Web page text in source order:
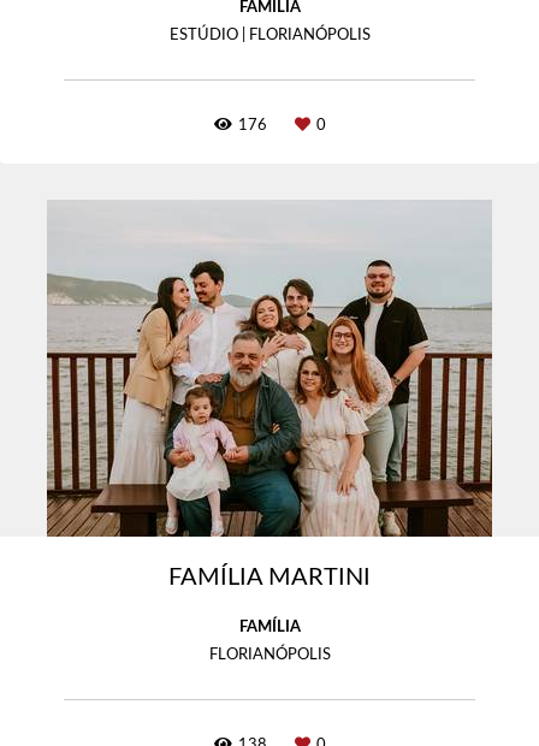
FAMÍLIA
ESTÚDIO | FLORIANÓPOLIS
176 0
FAMÍLIA MARTINI
FAMÍLIA
FLORIANÓPOLIS